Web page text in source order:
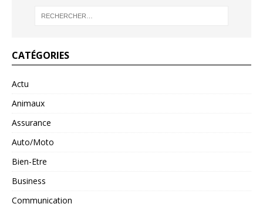
CATÉGORIES
Actu
Animaux
Assurance
Auto/Moto
Bien-Etre
Business
Communication